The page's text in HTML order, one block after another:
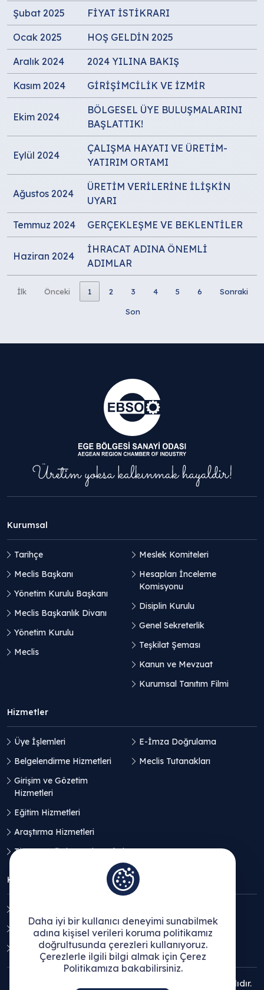
Şubat 2025 FİYAT İSTİKRARI
Ocak 2025 HOŞ GELDİN 2025
Aralık 2024 2024 YILINA BAKIŞ
Kasım 2024 GİRİŞİMCİLİK VE İZMİR
Ekim 2024
BÖLGESEL ÜYE BULUŞMALARINI
BAŞLATTIK!
Eylül 2024
ÇALIŞMA HAYATI VE ÜRETİM-
YATIRIM ORTAMI
Ağustos 2024
ÜRETİM VERİLERİNE İLİŞKİN
UYARI
Temmuz 2024 GERÇEKLEŞME VE BEKLENTİLER
Haziran 2024
İHRACAT ADINA ÖNEMLİ
ADIMLAR
İlk Önceki 1 2 3 4 5 6 Sonraki
Son
Kurumsal
Tarihçe
Meclis Başkanı
Yönetim Kurulu Başkanı
Meclis Başkanlık Divanı
Yönetim Kurulu
Meclis
Meslek Komiteleri
Hesapları İnceleme
Komisyonu
Disiplin Kurulu
Genel Sekreterlik
Teşkilat Şeması
Kanun ve Mevzuat
Kurumsal Tanıtım Filmi
Hizmetler
Üye İşlemleri
Belgelendirme Hizmetleri
Girişim ve Gözetim
Hizmetleri
Eğitim Hizmetleri
Araştırma Hizmetleri
Ticaret Geliştirme Hizmetleri
E-İmza Doğrulama
Meclis Tutanakları
KVKK
Açık Rıza Beyanı
Çerez Politikası
© 2025 Ege Bölgesi Sanayi Odası - Tüm hakları saklıdır.
Daha iyi bir kullanıcı deneyimi sunabilmek
adına kişisel verileri koruma politikamız
doğrultusunda çerezleri kullanıyoruz.
Çerezlerle ilgili bilgi almak için Çerez
Politikamıza bakabilirsiniz.